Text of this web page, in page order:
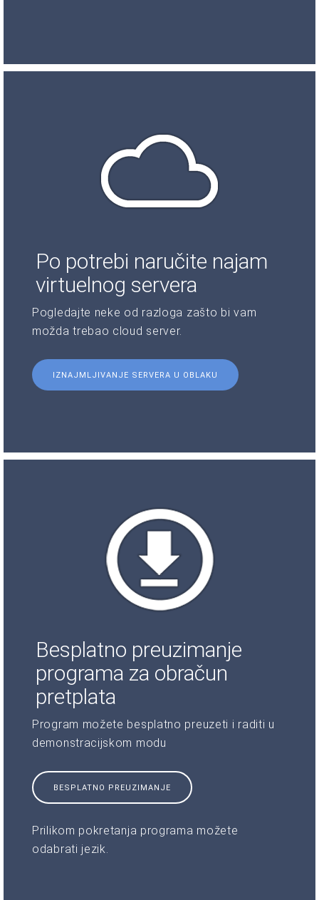
Po potrebi naručite najam
virtuelnog servera
Pogledajte neke od razloga zašto bi vam
možda trebao cloud server.
IZNAJMLJIVANJE SERVERA U OBLAKU
Besplatno preuzimanje
programa za obračun
pretplata
Program možete besplatno preuzeti i raditi u
demonstracijskom modu
BESPLATNO PREUZIMANJE
Prilikom pokretanja programa možete
odabrati jezik.